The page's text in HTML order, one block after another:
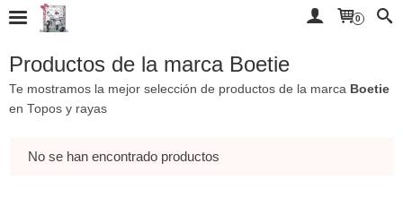
0
Productos de la marca Boetie
Te mostramos la mejor selección de productos de la marca Boetie
en Topos y rayas
No se han encontrado productos